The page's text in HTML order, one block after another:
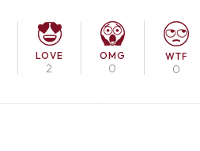
LOVE
2
OMG
0
WTF
0